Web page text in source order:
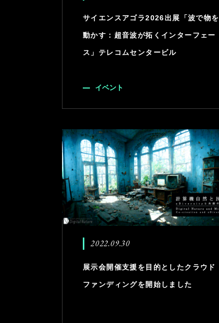
サイエンスアゴラ2026出展「波で物を
動かす：超音波が拓くインターフェー
ス」テレコムセンタービル
イベント
2022.09.30
展示会開催支援を目的としたクラウド
ファンディングを開始しました